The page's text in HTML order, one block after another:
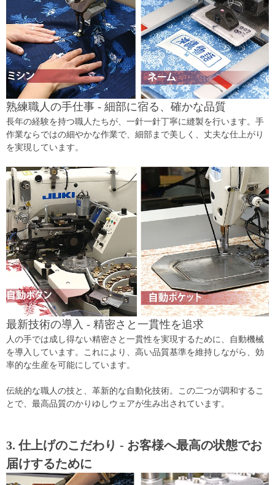
熟練職人の手仕事 - 細部に宿る、確かな品質
長年の経験を持つ職人たちが、一針一針丁寧に縫製を行います。手
作業ならではの細やかな作業で、細部まで美しく、丈夫な仕上がり
を実現しています。
最新技術の導入 - 精密さと一貫性を追求
人の手では成し得ない精密さと一貫性を実現するために、自動機械
を導入しています。これにより、高い品質基準を維持しながら、効
率的な生産を可能にしています。
伝統的な職人の技と、革新的な自動化技術。この二つが調和するこ
とで、最高品質のかりゆしウェアが生み出されています。
3. 仕上げのこだわり - お客様へ最高の状態でお
届けするために